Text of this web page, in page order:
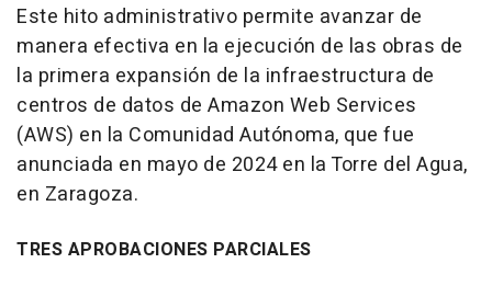
Este hito administrativo permite avanzar de
manera efectiva en la ejecución de las obras de
la primera expansión de la infraestructura de
centros de datos de Amazon Web Services
(AWS) en la Comunidad Autónoma, que fue
anunciada en mayo de 2024 en la Torre del Agua,
en Zaragoza.
TRES APROBACIONES PARCIALES